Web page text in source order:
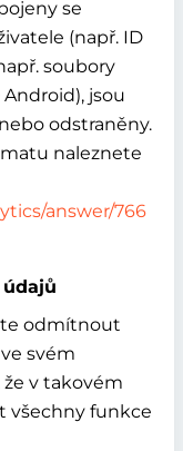
se
(např. ID
soubory
jsou
odstraněny.
naleznete
answer/766
odmítnout
svém
v takovém
všechny funkce